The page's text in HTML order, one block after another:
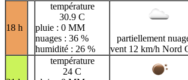
18 h
température
30.9 C
pluie : 0 MM
nuages : 36 %
humidité : 26 %
partiellement
vent 12 km/h Nord
température
24 C